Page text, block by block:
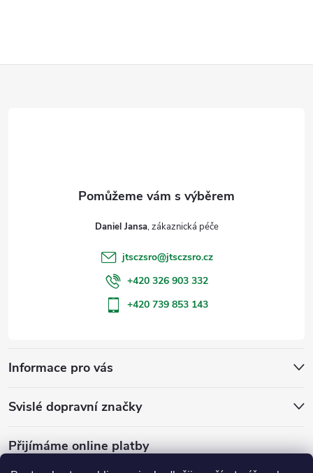
Informace pro vás
Svislé dopravní značky
Přijímáme online platby
Daniel Jansa
jtsczsro@jtsczsro.cz
+420 326 903 332
+420 739 853 143